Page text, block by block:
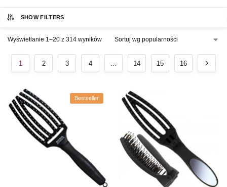
SHOW FILTERS
Wyświetlanie 1–20 z 314 wyników
1 2 3 4 … 14 15 16
Bestseller